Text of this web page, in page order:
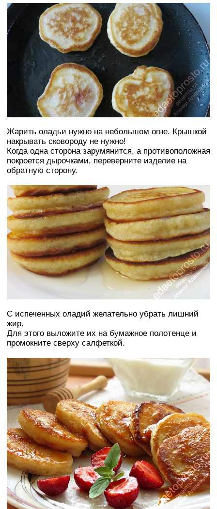
Жарить оладьи нужно на небольшом огне. Крышкой
накрывать сковороду не нужно!
Когда одна сторона зарумянится, а противоположная
покроется дырочками, переверните изделие на
обратную сторону.
С испеченных оладий желательно убрать лишний
жир.
Для этого выложите их на бумажное полотенце и
промокните сверху салфеткой.